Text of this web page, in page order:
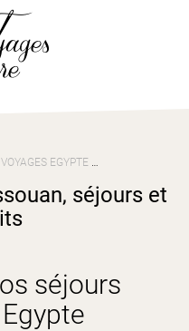
VOYAGES EGYPTE
séjours et
séjours